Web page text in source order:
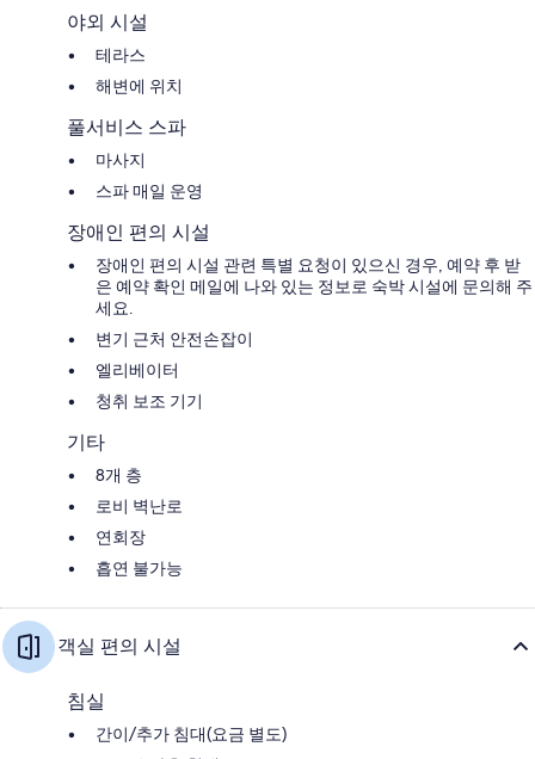
야외 시설
테라스
해변에 위치
풀서비스 스파
마사지
스파 매일 운영
장애인 편의 시설
장애인 편의 시설 관련 특별 요청이 있으신 경우, 예약 후 받
은 예약 확인 메일에 나와 있는 정보로 숙박 시설에 문의해 주
세요.
변기 근처 안전손잡이
엘리베이터
청취 보조 기기
기타
8개 층
로비 벽난로
연회장
흡연 불가능
객실 편의 시설
침실
간이/추가 침대(요금 별도)